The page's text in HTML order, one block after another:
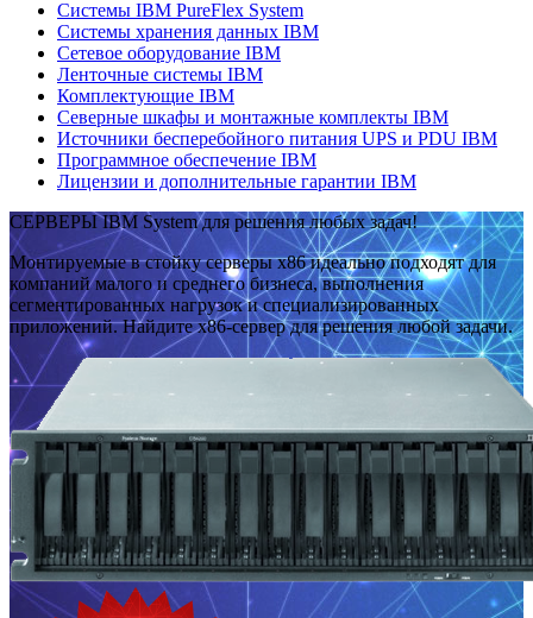
Системы IBM PureFlex System
Системы хранения данных IBM
Сетевое оборудование IBM
Ленточные системы IBM
Комплектующие IBM
Северные шкафы и монтажные комплекты IBM
Источники бесперебойного питания UPS и PDU IBM
Программное обеспечение IBM
Лицензии и дополнительные гарантии IBM
СЕРВЕРЫ IBM System для решения любых задач!
Монтируемые в стойку серверы x86 идеально подходят для
компаний малого и среднего бизнеса, выполнения
сегментированных нагрузок и специализированных
приложений. Найдите x86-сервер для решения любой задачи.